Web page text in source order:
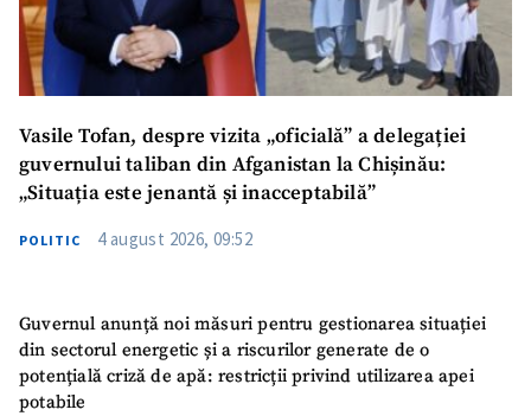
Vasile Tofan, despre vizita „oficială” a delegației
guvernului taliban din Afganistan la Chișinău:
„Situația este jenantă și inacceptabilă”
POLITIC 4 august 2026, 09:52
Guvernul anunță noi măsuri pentru gestionarea situației
din sectorul energetic și a riscurilor generate de o
potențială criză de apă: restricții privind utilizarea apei
potabile